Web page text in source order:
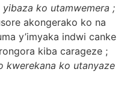
yibaza ko utamwemera ;
akongerako ko na
y’imyaka indwi canke
kiba carageze ;
kwerekana ko utanyaze